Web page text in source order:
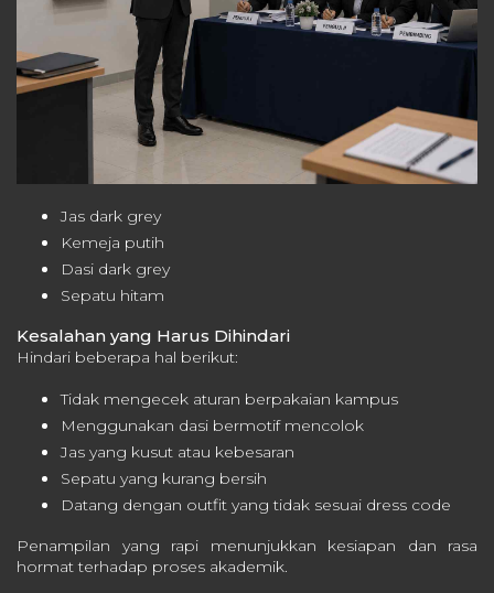
Jas dark grey
Kemeja putih
Dasi dark grey
Sepatu hitam
Kesalahan yang Harus Dihindari
Hindari beberapa hal berikut:
Tidak mengecek aturan berpakaian kampus
Menggunakan dasi bermotif mencolok
Jas yang kusut atau kebesaran
Sepatu yang kurang bersih
Datang dengan outfit yang tidak sesuai dress code
Penampilan yang rapi menunjukkan kesiapan dan rasa
hormat terhadap proses akademik.